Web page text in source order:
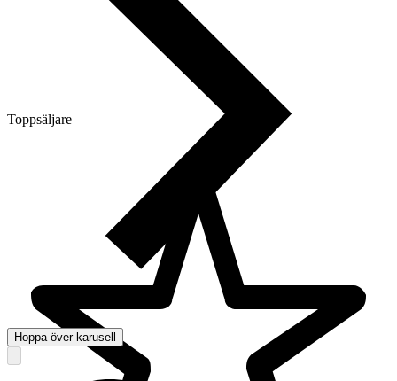
Toppsäljare
Hoppa över karusell